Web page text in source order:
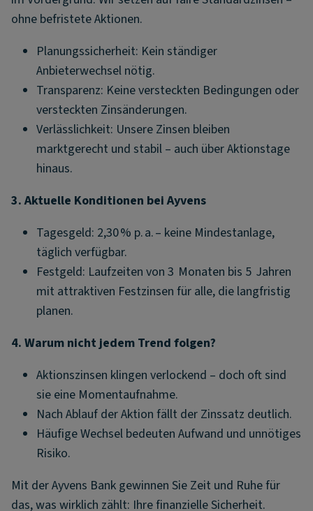
ohne befristete Aktionen.
Planungssicherheit: Kein ständiger
Anbieterwechsel nötig.
Transparenz: Keine versteckten Bedingungen oder
versteckten Zinsänderungen.
Verlässlichkeit: Unsere Zinsen bleiben
marktgerecht und stabil – auch über Aktionstage
hinaus.
3. Aktuelle Konditionen bei Ayvens
Tagesgeld: 2,30 % p. a. – keine Mindestanlage,
täglich verfügbar.
Festgeld: Laufzeiten von 3 Monaten bis 5 Jahren
mit attraktiven Festzinsen für alle, die langfristig
planen.
4. Warum nicht jedem Trend folgen?
Aktionszinsen klingen verlockend – doch oft sind
sie eine Momentaufnahme.
Nach Ablauf der Aktion fällt der Zinssatz deutlich.
Häufige Wechsel bedeuten Aufwand und unnötiges
Risiko.
Mit der Ayvens Bank gewinnen Sie Zeit und Ruhe für
das, was wirklich zählt: Ihre finanzielle Sicherheit.